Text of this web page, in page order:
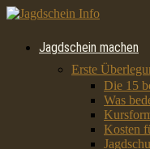
Jagdschein machen
Erste
Die 15
Was
Kosten